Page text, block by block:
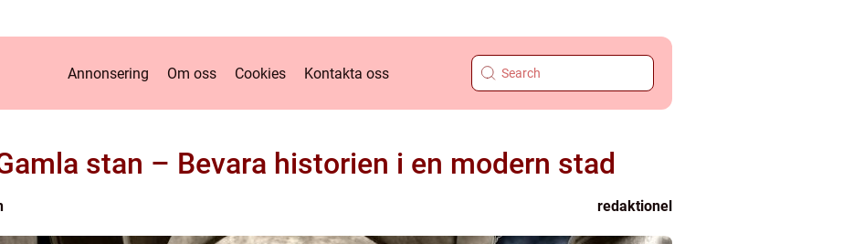
Annonsering Om oss Cookies Kontakta oss
stan – Bevara historien i en modern stad
redaktionel